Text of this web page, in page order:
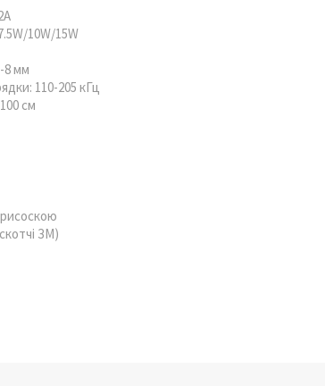
10W/15W
8 мм
110-205 кГц
см
ЗМ)